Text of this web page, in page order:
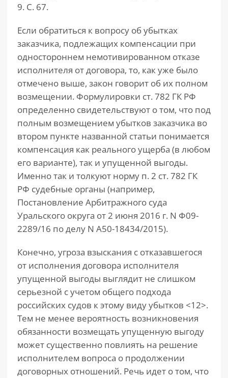
9. С. 67.
Если обратиться к вопросу об убытках
заказчика, подлежащих компенсации при
одностороннем немотивированном отказе
исполнителя от договора, то, как уже было
отмечено выше, закон говорит об их полном
возмещении. Формулировки ст. 782 ГК РФ
определенно свидетельствуют о том, что под
полным возмещением убытков заказчика во
втором пункте названной статьи понимается
компенсация как реального ущерба (в любом
его варианте), так и упущенной выгоды.
Именно так и толкуют норму п. 2 ст. 782 ГК
РФ судебные органы (например,
Постановление Арбитражного суда
Уральского округа от 2 июня 2016 г. N Ф09-
2289/16 по делу N А50-18434/2015).
Конечно, угроза взыскания с отказавшегося
от исполнения договора исполнителя
упущенной выгоды выглядит не слишком
серьезной с учетом общего подхода
российских судов к этому виду убытков <12>.
Тем не менее вероятность возникновения
обязанности возмещать упущенную выгоду
может существенно повлиять на решение
исполнителем вопроса о продолжении
договорных отношений. Речь идет о том, что